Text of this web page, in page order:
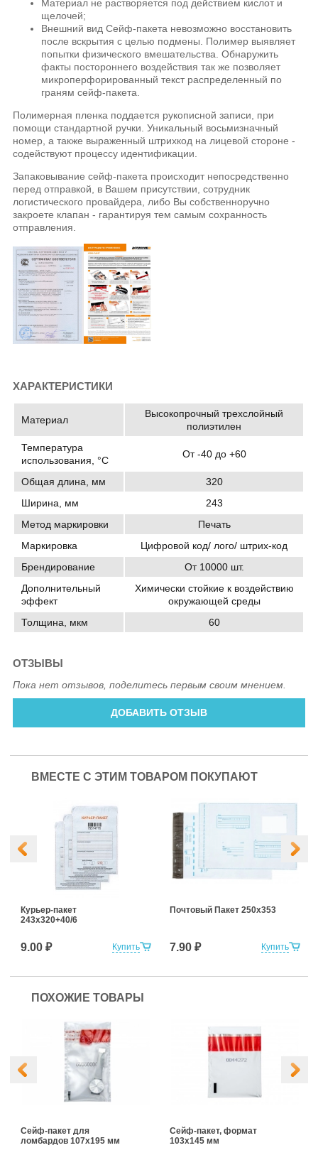
Материал не растворяется под действием кислот и
щелочей;
Внешний вид Сейф-пакета невозможно восстановить
после вскрытия с целью подмены. Полимер выявляет
попытки физического вмешательства. Обнаружить
факты постороннего воздействия так же позволяет
микроперфорированный текст распределенный по
граням сейф-пакета.
Полимерная пленка поддается рукописной записи, при
помощи стандартной ручки. Уникальный восьмизначный
номер, а также выраженный штрихкод на лицевой стороне -
содействуют процессу идентификации.
Запаковывание сейф-пакета происходит непосредственно
перед отправкой, в Вашем присутствии, сотрудник
логистического провайдера, либо Вы собственноручно
закроете клапан - гарантируя тем самым сохранность
отправления.
ХАРАКТЕРИСТИКИ
Материал
Высокопрочный трехслойный
полиэтилен
Температура
использования, °C
От -40 до +60
Общая длина, мм
320
Ширина, мм
243
Метод маркировки
Печать
Маркировка
Цифровой код/ лого/ штрих-код
Брендирование
От 10000 шт.
Дополнительный
эффект
Химически стойкие к воздействию
окружающей среды
Толщина, мкм
60
ОТЗЫВЫ
Пока нет отзывов, поделитесь первым своим мнением.
ДОБАВИТЬ ОТЗЫВ
ВМЕСТЕ С ЭТИМ ТОВАРОМ ПОКУПАЮТ
Купить
Курьер-пакет
243х320+40/6
9.00 ₽ Купить
Почтовый Пакет 250х353
7.90 ₽
ПОХОЖИЕ ТОВАРЫ
Сейф-пакет для
ломбардов 107х195 мм
Сейф-пакет, формат
103х145 мм